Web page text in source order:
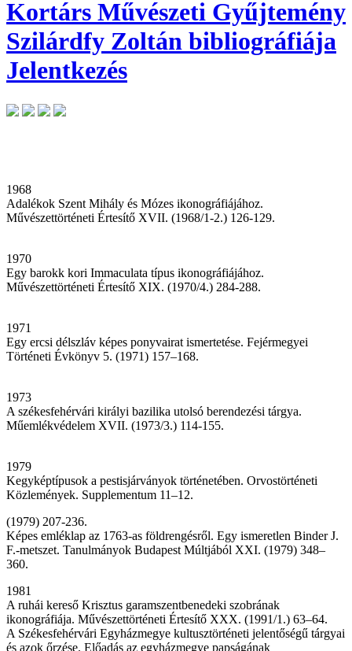
Kortárs Művészeti Gyűjtemény
Szilárdfy Zoltán bibliográfiája
Jelentkezés
1968
Adalékok Szent Mihály és Mózes ikonográfiájához.
Művészettörténeti Értesítő XVII. (1968/1-2.) 126-129.
1970
Egy barokk kori Immaculata típus ikonográfiájához.
Művészettörténeti Értesítő XIX. (1970/4.) 284-288.
1971
Egy ercsi délszláv képes ponyvairat ismertetése. Fejérmegyei
Történeti Évkönyv 5. (1971) 157–168.
1973
A székesfehérvári királyi bazilika utolsó berendezési tárgya.
Műemlékvédelem XVII. (1973/3.) 114-155.
1979
Kegyképtípusok a pestisjárványok történetében. Orvostörténeti
Közlemények. Supplementum 11–12.
(1979) 207-236.
Képes emléklap az 1763-as földrengésről. Egy ismeretlen Binder J.
F.-metszet. Tanulmányok Budapest Múltjából XXI. (1979) 348–
360.
1981
A ruhái kereső Krisztus garamszentbenedeki szobrának
ikonográfiája. Művészettörténeti Értesítő XXX. (1991/1.) 63–64.
A Székesfehérvári Egyházmegye kultusztörténeti jelentőségű tárgyai
és azok őrzése. Előadás az egyházmegye papságának